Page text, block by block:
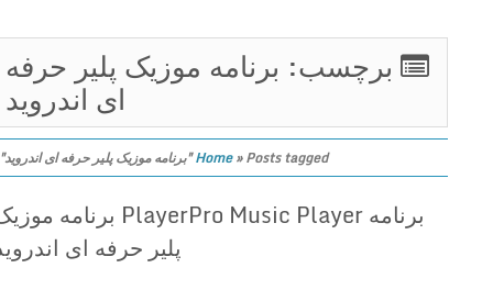
برچسب: برنامه موزیک پلیر حرفه
ای اندروید
Home»Posts tagged "برنامه موزیک پلیر حرفه ای اندروید"
برنامه PlayerPro Music Player برنامه موزیک
پلیر حرفه ای اندروید